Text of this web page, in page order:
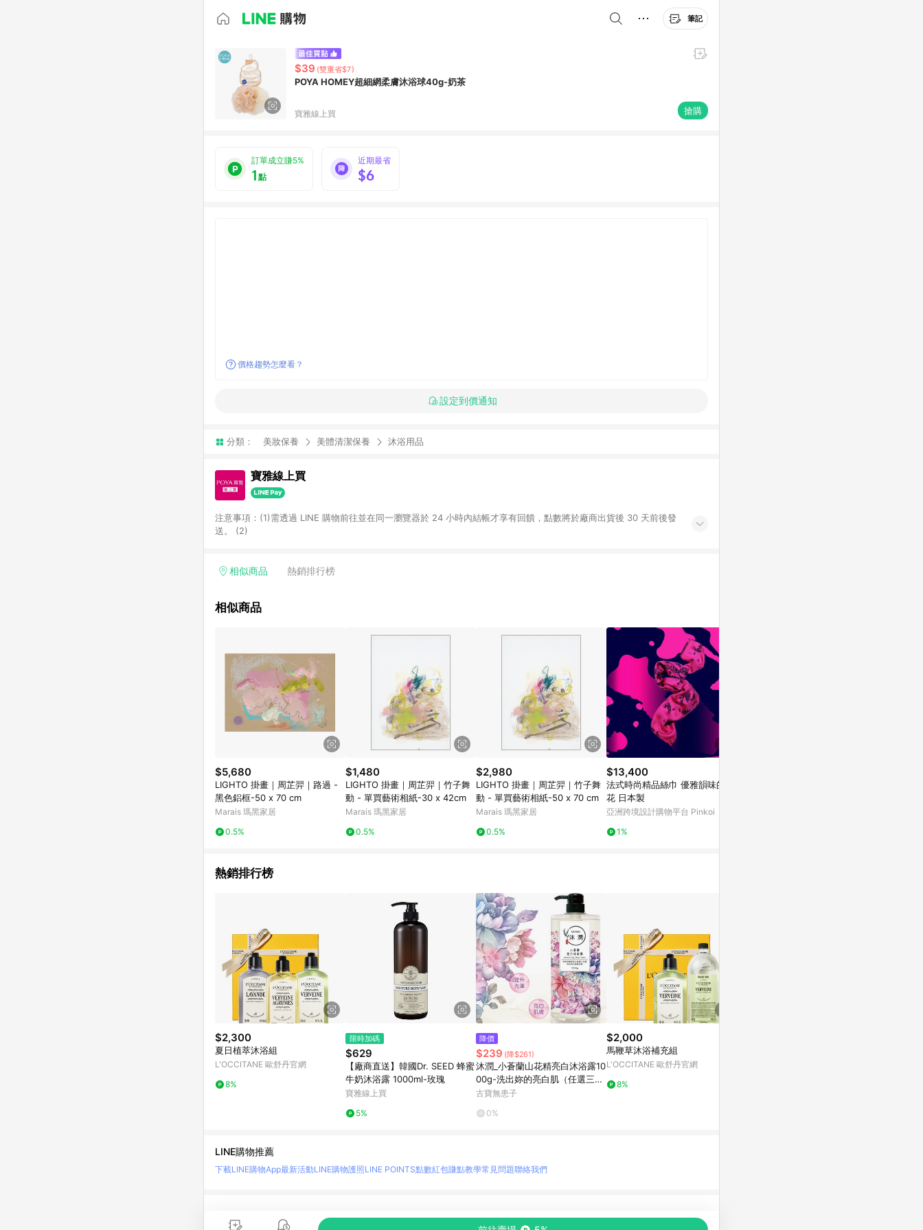
筆記
$39 (雙重省$7)
POYA HOMEY超細網柔膚沐浴球40g-奶茶
寶雅線上買 搶購
訂單成立賺5%
1點
近期最省
$6
價格趨勢怎麼看？
設定到價通知
分類： 美妝保養 美體清潔保養 沐浴用品
寶雅線上買
注意事項：(1)需透過 LINE 購物前往並在同一瀏覽器於 24 小時內結帳才享有回饋，點數將於廠商出貨後 30 天前後發
送。 (2)
相似商品 熱銷排行榜
相似商品
$5,680
LIGHTO 掛畫｜周芷羿｜路過 -
黑色鋁框-50 x 70 cm
Marais 瑪黑家居
0.5%
$1,480
LIGHTO 掛畫｜周芷羿｜竹子舞
動 - 單買藝術相紙-30 x 42cm
Marais 瑪黑家居
0.5%
$2,980
LIGHTO 掛畫｜周芷羿｜竹子舞
動 - 單買藝術相紙-50 x 70 cm
Marais 瑪黑家居
0.5%
$13,400
法式時尚精品絲巾 優雅韻味的印
花 日本製
亞洲跨境設計購物平台 Pinkoi
1%
熱銷排行榜
$2,300
夏日植萃沐浴組
L'OCCITANE 歐舒丹官網
8%
限時加碼
$629
【廠商直送】韓國Dr. SEED 蜂蜜
牛奶沐浴露 1000ml-玫瑰
寶雅線上買
5%
降價
$239 (降$261)
沐潤_小蒼蘭山花精亮白沐浴露10
00g-洗出妳的亮白肌（任選三件
85折）
古寶無患子
0%
$2,000
馬鞭草沐浴補充組
L'OCCITANE 歐舒丹官網
8%
LINE購物推薦
下載LINE購物App最新活動LINE購物護照LINE POINTS點數紅包賺點教學常見問題聯絡我們
LINE 購物是匯集購物情報與商品資訊的整合性平台，並依購物情報中的趨勢與風格做合作網路商家的延伸商品推薦，商品資料更新會有